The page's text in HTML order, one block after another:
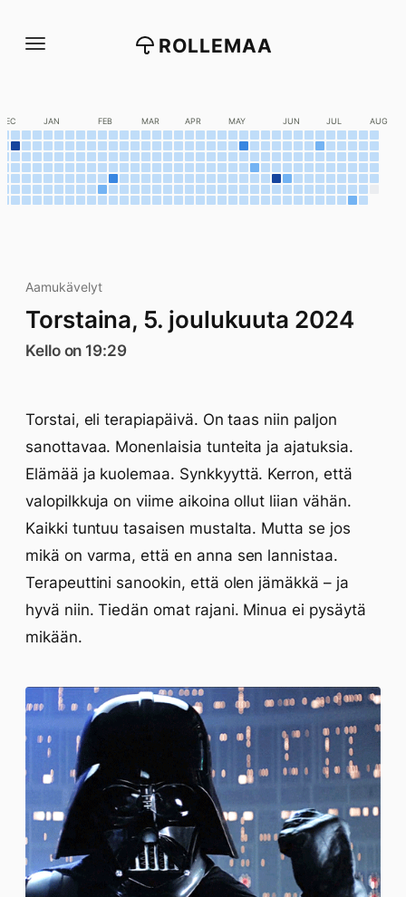
suoraan
ROLLEMAA
DEC JAN FEB MAR APR MAY JUN JUL AUG
Aamukävelyt
Torstaina, 5. joulukuuta 2024
Kello on 19:29
Torstai, eli terapiapäivä. On taas niin paljon
sanottavaa. Monenlaisia tunteita ja ajatuksia.
Elämää ja kuolemaa. Synkkyyttä. Kerron, että
valopilkkuja on viime aikoina ollut liian vähän.
Kaikki tuntuu tasaisen mustalta. Mutta se jos
mikä on varma, että en anna sen lannistaa.
Terapeuttini sanookin, että olen jämäkkä – ja
hyvä niin. Tiedän omat rajani. Minua ei pysäytä
mikään.